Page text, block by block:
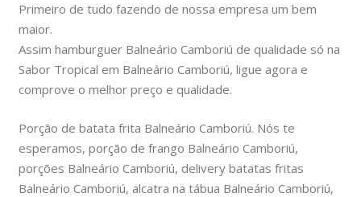
Primeiro de tudo fazendo de nossa empresa um bem
maior.
Assim hamburguer Balneário Camboriú de qualidade só na
Sabor Tropical em Balneário Camboriú, ligue agora e
comprove o melhor preço e qualidade.
Porção de batata frita Balneário Camboriú. Nós te
esperamos, porção de frango Balneário Camboriú,
porções Balneário Camboriú, delivery batatas fritas
Balneário Camboriú, alcatra na tábua Balneário Camboriú,